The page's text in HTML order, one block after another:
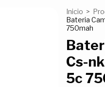
Inicio >
Bateria
750mah
Cs-
5c